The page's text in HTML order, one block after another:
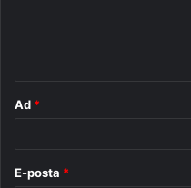
Ad *
E-posta *